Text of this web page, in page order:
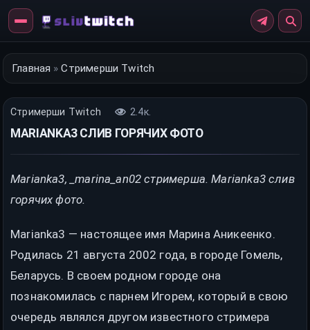
Перейти
контенту
Главная » Стримерши Twitch
Стримерши Twitch 2.4к.
MARIANKA3 СЛИВ ГОРЯЧИХ ФОТО
Marianka3, _marina_an02 стримерша. Marianka3 слив
горячих фото.
Marianka3 — настоящее имя Марина Аникеенко.
Родилась 21 августа 2002 года, в городе Гомель,
Беларусь. В своем родном городе она
познакомилась с парнем Игорем, который в свою
очередь являлся другом известного стримера